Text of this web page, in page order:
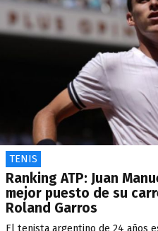
TENIS
Ranking ATP: Juan
mejor puesto de su
Roland Garros
El tenista argentino de 24 años